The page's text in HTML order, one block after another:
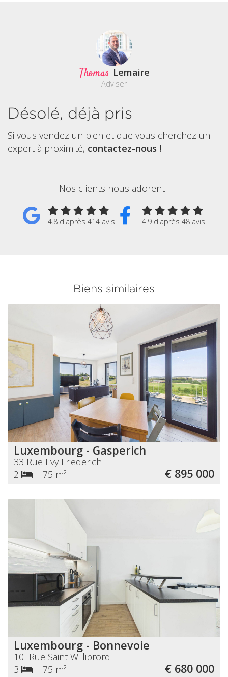
Thomas Lemaire
Adviser
Désolé, déjà pris
Si vous vendez un bien et que vous cherchez un
expert à proximité, contactez-nous !
Nos clients nous adorent !
4.8 d'après 414 avis 4.9 d'après 48 avis
Biens similaires
Luxembourg - Gasperich
33 Rue Evy Friederich
2
| 75 m² € 895 000
Luxembourg - Bonnevoie
10 Rue Saint Willibrord
3
| 75 m² € 680 000